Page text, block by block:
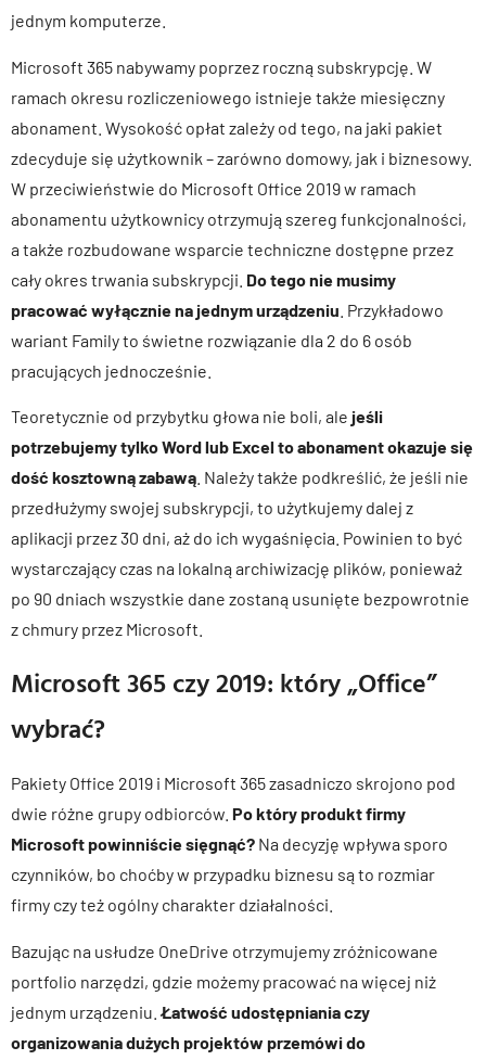
jednym komputerze.
Microsoft 365 nabywamy poprzez roczną subskrypcję. W
ramach okresu rozliczeniowego istnieje także miesięczny
abonament . Wysokość opłat zależy od tego, na jaki pakiet
zdecyduje się użytkownik – zarówno domowy, jak i biznesowy.
W przeciwieństwie do Microsoft Office 2019 w ramach
abonamentu użytkownicy otrzymują szereg funkcjonalności,
a także rozbudowane wsparcie techniczne dostępne przez
cały okres trwania subskrypcji. Do tego nie musimy
pracować wyłącznie na jednym urządzeniu . Przykładowo
wariant Family to świetne rozwiązanie dla 2 do 6 osób
pracujących jednocześnie.
Teoretycznie od przybytku głowa nie boli, ale jeśli
potrzebujemy tylko Word lub Excel to abonament okazuje się
dość kosztowną zabawą . Należy także podkreślić, że jeśli nie
przedłużymy swojej subskrypcji, to użytkujemy dalej z
aplikacji przez 30 dni, aż do ich wygaśnięcia. Powinien to być
wystarczający czas na lokalną archiwizację plików, ponieważ
po 90 dniach wszystkie dane zostaną usunięte bezpowrotnie
z chmury przez Microsoft.
Microsoft 365 czy 2019: który „Office”
wybrać?
Pakiety Office 2019 i Microsoft 365 zasadniczo skrojono pod
dwie różne grupy odbiorców. Po który produkt firmy
Microsoft powinniście sięgnąć? Na decyzję wpływa sporo
czynników, bo choćby w przypadku biznesu są to rozmiar
firmy czy też ogólny charakter działalności.
Bazując na usłudze OneDrive otrzymujemy zróżnicowane
portfolio narzędzi, gdzie możemy pracować na więcej niż
jednym urządzeniu. Łatwość udostępniania czy
organizowania dużych projektów przemówi do